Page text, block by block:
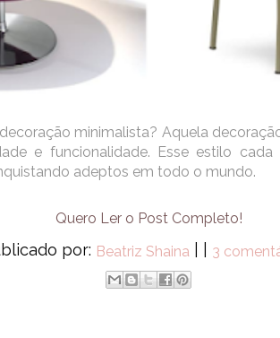
minimalista? Aquela
e funcionalidade. Esse estilo
adeptos em todo o mundo.
Quero Ler o Post Completo!
por: Beatriz Shaina 3